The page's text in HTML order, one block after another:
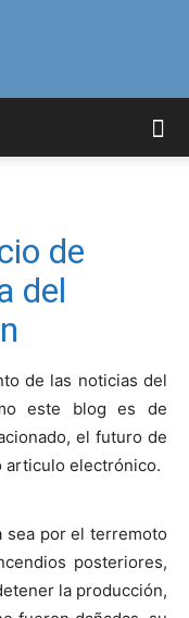
Curiosidades
del
Mundo
de
del
de las noticias del
este blog es de
el futuro de
articulo electrónico.
sea por el terremoto
posteriores,
la producción,